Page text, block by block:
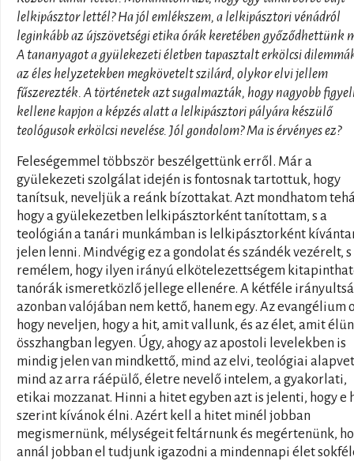
lelkipásztor lettél? Ha jól emlékszem, a lelkipásztori vénádról
leginkább az újszövetségi etika órák keretében győződhettünk
A tananyagot a gyülekezeti életben tapasztalt erkölcsi
az éles helyzetekben megkövetelt szilárd, olykor elvi jellem
fűszerezték. A történetek azt sugalmazták, hogy nagyobb
kellene kapjon a képzés alatt a lelkipásztori pályára készülő
teológusok erkölcsi nevelése. Jól gondolom? Ma is érvényes ez?
Feleségemmel többször beszélgettünk erről. Már a
gyülekezeti szolgálat idején is fontosnak tartottuk, hogy
tanítsuk, neveljük a reánk bízottakat. Azt mondhatom
hogy a gyülekezetben lelkipásztorként tanítottam, s a
teológián a tanári munkámban is lelkipásztorként
jelen lenni. Mindvégig ez a gondolat és szándék vezérelt, s
remélem, hogy ilyen irányú elkötelezettségem
tanórák ismeretközlő jellege ellenére. A kétféle
azonban valójában nem kettő, hanem egy. Az evangélium
hogy neveljen, hogy a hit, amit vallunk, és az élet, amit
összhangban legyen. Úgy, ahogy az apostoli levelekben is
mindig jelen van mindkettő, mind az elvi, teológiai
mind az arra ráépülő, életre nevelő intelem, a gyakorlati,
etikai mozzanat. Hinni a hitet egyben azt is jelenti, hogy e
szerint kívánok élni. Azért kell a hitet minél jobban
megismernünk, mélységeit feltárnunk és megértenünk,
annál jobban el tudjunk igazodni a mindennapi élet